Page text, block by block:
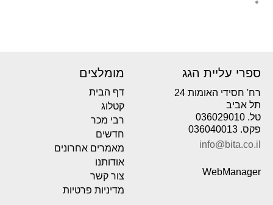
ספרי עליית הגג
רח' חסידי האומות 24
תל אביב
טל. 036029010
פקס. 036040013
info@bita.co.il
WebManager
מומלצים
דף הבית
קטלוג
רבי מכר
חדשים
מאמרים אחרונים
אודותנו
צור קשר
מדיניות פרטיות